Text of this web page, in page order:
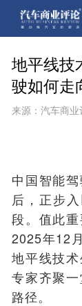
地平线技
驶如何走
来源：汽车商
中国智能
后，正步
段。值此
2025年12
地平线技
专家齐聚
路径。